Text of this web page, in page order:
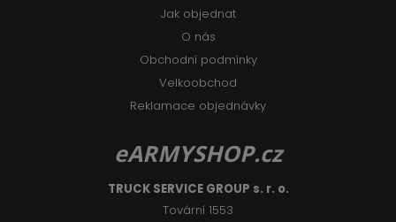
Jak objednat
O nás
Obchodní podmínky
Velkoobchod
Reklamace objednávky
eARMYSHOP.cz
TRUCK SERVICE GROUP s. r. o.
Tovární 1553